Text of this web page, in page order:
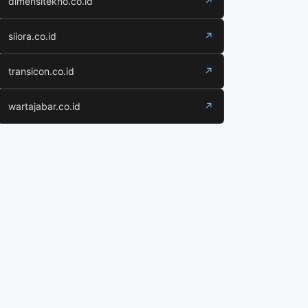
siiora.co.id ↗
transicon.co.id ↗
wartajabar.co.id ↗